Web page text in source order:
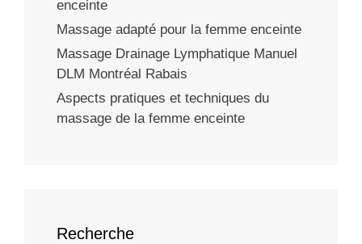
enceinte
Massage adapté pour la femme enceinte
Massage Drainage Lymphatique Manuel
DLM Montréal Rabais
Aspects pratiques et techniques du
massage de la femme enceinte
Recherche